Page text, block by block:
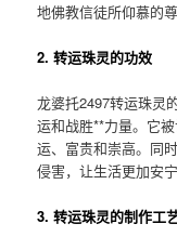
地佛教信徒所仰慕的
2. 转运珠灵的功效
龙婆托2497转运珠灵
运和战胜**力量。它
运、富贵和崇高。同
侵害，让生活更加安宁
3. 转运珠灵的制作工